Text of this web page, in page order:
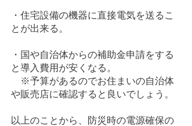
・住宅設備の機器に直接電気を送るこ
とが出来る。
・国や自治体からの補助金申請をする
と導入費用が安くなる。
※予算があるのでお住まいの自治体
や販売店に確認すると良いでしょう。
以上のことから、防災時の電源確保の